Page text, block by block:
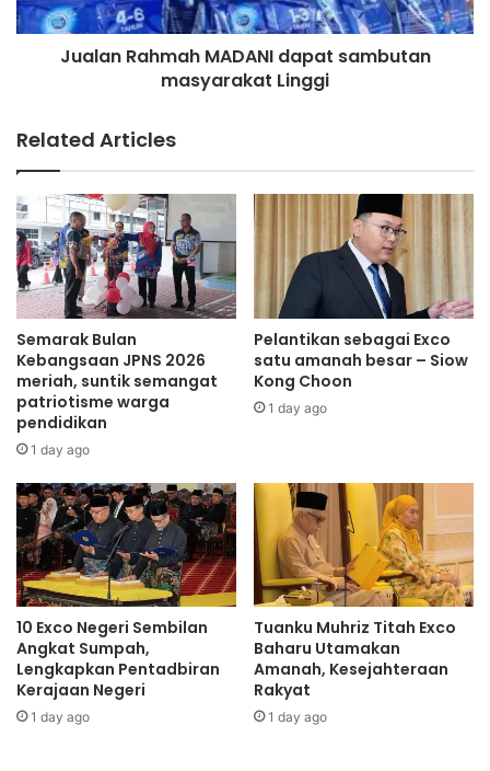
e
m
n
y
n
g
p
e
r
a
m
a
j
u
l
b
u
k
u
d
a
l
a
m
t
a
h
A
D
A
N
I
d
a
p
a
t
s
a
m
b
t
a
n
m
a
s
y
a
r
a
k
Jualan Rahmah MADANI dapat sambutan
masyarakat Linggi
Related Articles
Semarak Bulan
Kebangsaan JPNS 2026
meriah, suntik semangat
patriotisme warga
pendidikan
1 day ago
Pelantikan sebagai Exco
satu amanah besar – Siow
Kong Choon
1 day ago
10 Exco Negeri Sembilan
Angkat Sumpah,
Lengkapkan Pentadbiran
Kerajaan Negeri
1 day ago
Tuanku Muhriz Titah Exco
Baharu Utamakan
Amanah, Kesejahteraan
Rakyat
1 day ago